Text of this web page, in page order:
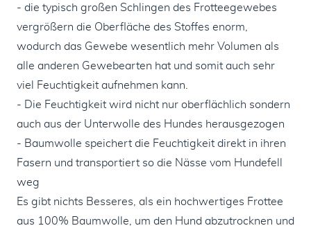
- die typisch großen Schlingen des Frotteegewebes
vergrößern die Oberfläche des Stoffes enorm,
wodurch das Gewebe wesentlich mehr Volumen als
alle anderen Gewebearten hat und somit auch sehr
viel Feuchtigkeit aufnehmen kann.
- Die Feuchtigkeit wird nicht nur oberflächlich sondern
auch aus der Unterwolle des Hundes herausgezogen
- Baumwolle speichert die Feuchtigkeit direkt in ihren
Fasern und transportiert so die Nässe vom Hundefell
weg
Es gibt nichts Besseres, als ein hochwertiges Frottee
aus 100% Baumwolle, um den Hund abzutrocknen und